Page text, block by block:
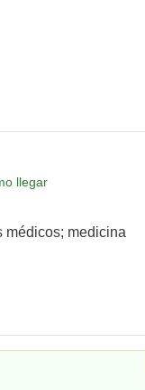
llegar
médicos; medicina